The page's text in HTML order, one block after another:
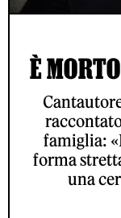
È
famiglia:
forma
una